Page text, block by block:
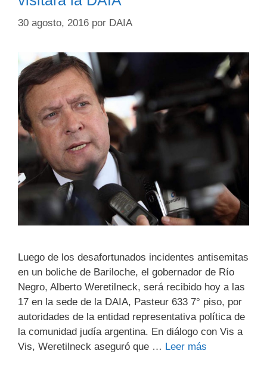
30 agosto, 2016 por DAIA
Luego de los desafortunados incidentes antisemitas
en un boliche de Bariloche, el gobernador de Río
Negro, Alberto Weretilneck, será recibido hoy a las
17 en la sede de la DAIA, Pasteur 633 7° piso, por
autoridades de la entidad representativa política de
la comunidad judía argentina. En diálogo con Vis a
Vis, Weretilneck aseguró que … Leer más